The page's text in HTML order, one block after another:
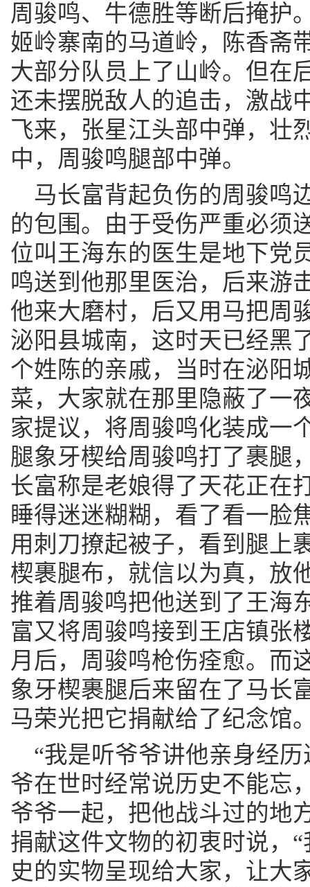
周骏鸣、牛德胜等断后掩护
姬岭寨南的马道岭，陈香斋
大部分队员上了山岭。但在
还未摆脱敌人的追击，激战
飞来，张星江头部中弹，壮
中，周骏鸣腿部中弹。
马长富背起负伤的周骏鸣
的包围。由于受伤严重必须
位叫王海东的医生是地下党
鸣送到他那里医治，后来游
他来大磨村，后又用马把周
泌阳县城南，这时天已经黑
个姓陈的亲戚，当时在泌阳
菜，大家就在那里隐蔽了一
家提议，将周骏鸣化装成一
腿象牙楔给周骏鸣打了裹腿
长富称是老娘得了天花正在
睡得迷迷糊糊，看了看一脸
用刺刀撩起被子，看到腿上
楔裹腿布，就信以为真，放
推着周骏鸣把他送到了王海
富又将周骏鸣接到王店镇张
月后，周骏鸣枪伤痊愈。而
象牙楔裹腿后来留在了马长
马荣光把它捐献给了纪念馆
“我是听爷爷讲他亲身经
爷在世时经常说历史不能忘
爷爷一起，把他战斗过的地
捐献这件文物的初衷时说，
史的实物呈现给大家，让大